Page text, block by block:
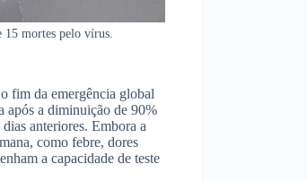
15 mortes pelo vírus.
fim da emergência global
após a diminuição de 90%
anteriores. Embora a
como febre, dores
a capacidade de teste